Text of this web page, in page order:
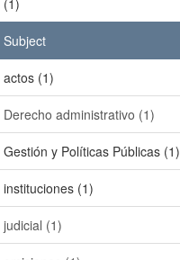
(1)
Subject
actos (1)
Derecho administrativo (1)
Gestión y Políticas Públicas (1)
instituciones (1)
judicial (1)